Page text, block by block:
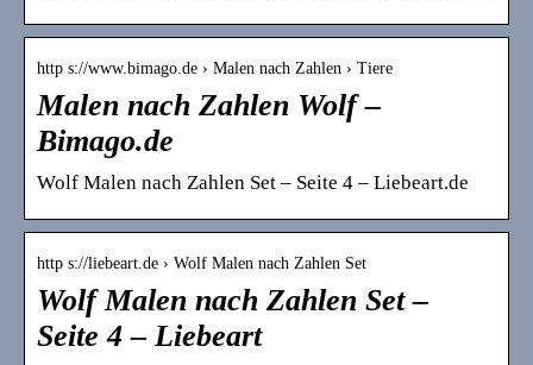
http s://www.bimago.de › Malen nach Zahlen › Tiere
Malen nach Zahlen Wolf –
Bimago.de
Wolf Malen nach Zahlen Set – Seite 4 – Liebeart.de
http s://liebeart.de › Wolf Malen nach Zahlen Set
Wolf Malen nach Zahlen Set –
Seite 4 – Liebeart